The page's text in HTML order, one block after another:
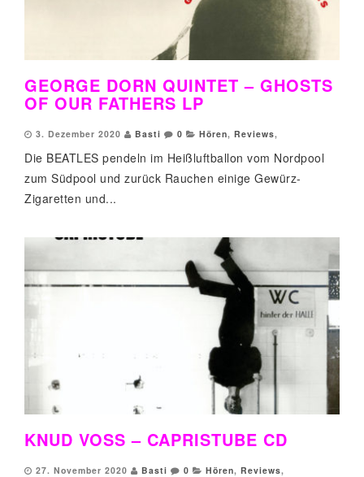
GEORGE DORN QUINTET – GHOSTS
OF OUR FATHERS LP
3. Dezember 2020 Basti 0 Hören, Reviews,
Die BEATLES pendeln im Heißluftballon vom Nordpool
zum Südpool und zurück Rauchen einige Gewürz-
Zigaretten und...
KNUD VOSS – CAPRISTUBE CD
27. November 2020 Basti 0 Hören, Reviews,